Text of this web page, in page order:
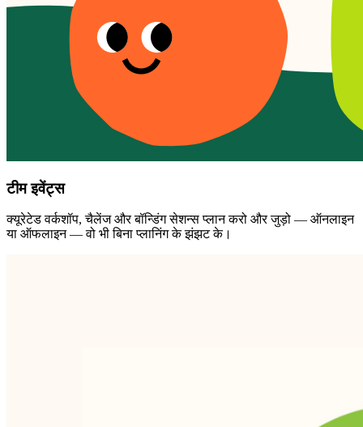
टीम इवेंट्स
क्यूरेटेड वर्कशॉप, चैलेंज और बॉन्डिंग सेशन्स प्लान करो और जुड़ो — ऑनलाइन
या ऑफलाइन — वो भी बिना प्लानिंग के झंझट के।